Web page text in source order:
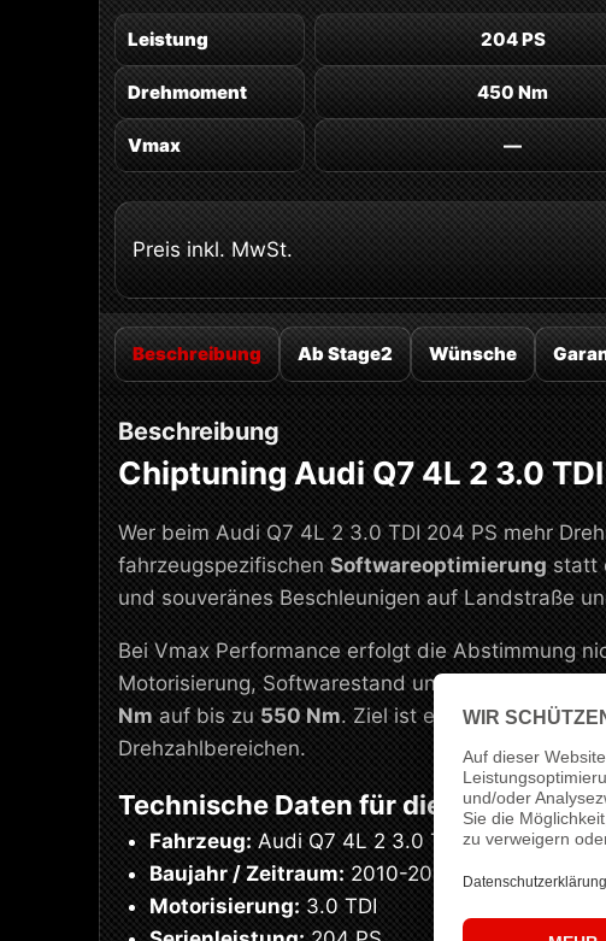
Leistung 204 PS
Drehmoment 450 Nm
Vmax —
Preis inkl. MwSt.
Beschreibung Ab Stage2 Wünsche
Beschreibung
Chiptuning Audi Q7 4L 2 3.0
Wer beim Audi Q7 4L 2 3.0 TDI 204 PS mehr
fahrzeugspezifischen Softwareoptimierung statt
und souveränes Beschleunigen auf Landstraße
Bei Vmax Performance erfolgt die Abstimmung
Motorisierung, Softwarestand und den geplanten
Nm auf bis zu 550 Nm. Ziel ist eine saubere,
Drehzahlbereichen.
Technische Daten für dieses Setup
Fahrzeug: Audi Q7 4L 2 3.0 TDI
Baujahr / Zeitraum: 2010-2014
Motorisierung: 3.0 TDI